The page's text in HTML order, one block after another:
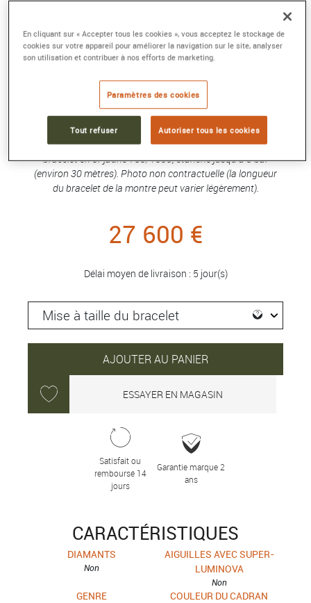
Petit modèle, quartz, or jaune
Référence :WGPN0059
Montre Panthère de Cartier, petit modèle, mouvement à
quartz. Boîte en or jaune 750/1000, dimensions : 23 mm x
30 mm, épaisseur : 6 mm, couronne ornée d'un saphir bleu,
cadran argenté, aiguilles en forme de glaive en acier bleui,
bracelet en or jaune 750/1000, étanche jusqu'à 3 bar
(environ 30 mètres). Photo non contractuelle (la longueur
du bracelet de la montre peut varier légèrement).
27 600 €
Délai moyen de livraison : 5 jour(s)
AJOUTER AU PANIER
ESSAYER EN MAGASIN
Satisfait ou
remboursé 14
jours
Garantie marque 2
ans
CARACTÉRISTIQUES
DIAMANTS
Non
AIGUILLES AVEC SUPER-
LUMINOVA
Non
GENRE COULEUR DU CADRAN
En cliquant sur « Accepter tous les cookies », vous acceptez le stockage de
cookies sur votre appareil pour améliorer la navigation sur le site, analyser
son utilisation et contribuer à nos efforts de marketing.
Paramètres des cookies
Tout refuser Autoriser tous les cookies